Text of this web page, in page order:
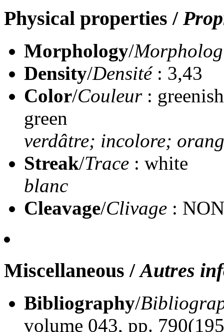
Physical properties /
Morphology/
Density/Densité: 3,43
Color/Couleur:
green
verdâtre; incolore;
Streak/Trace : white
blanc
Cleavage/Clivage : NON
Miscellaneous /Autres
Bibliography/
volume 043, pp.